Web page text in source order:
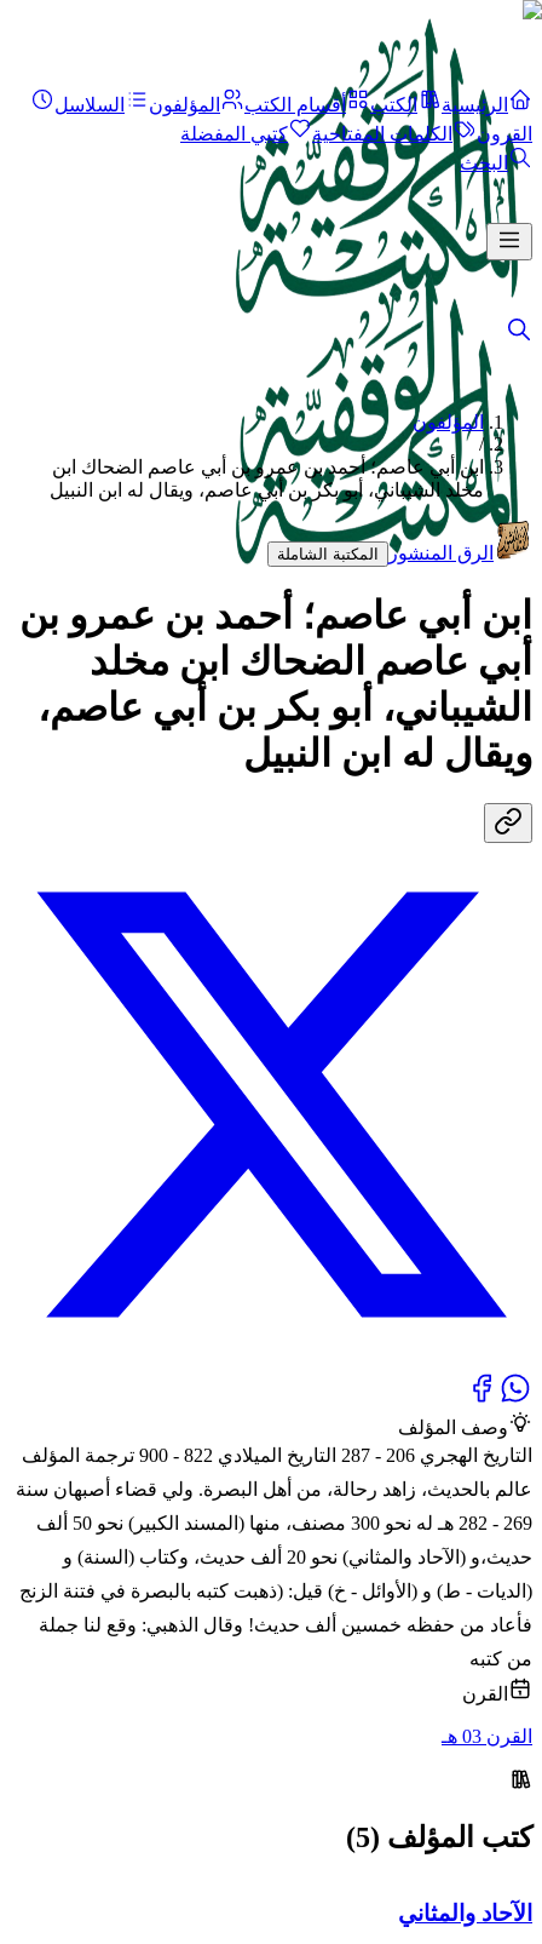
الرئيسية الكتب أقسام الكتب المؤلفون
السلاسل
القرون
الكلمات المفتاحية
كتبي المفضلة
البحث
المؤلفون
/
ابن أبي عاصم؛ أحمد بن عمرو بن أبي عاصم الضحاك ابن
مخلد الشيباني، أبو بكر بن أبي عاصم، ويقال له ابن النبيل
الرق المنشور المكتبة الشاملة
ابن أبي عاصم؛ أحمد بن عمرو بن
أبي عاصم الضحاك ابن مخلد
الشيباني، أبو بكر بن أبي عاصم،
ويقال له ابن النبيل
وصف المؤلف
التاريخ الهجري 206 - 287 التاريخ الميلادي 822 - 900 ترجمة المؤلف
عالم بالحديث، زاهد رحالة، من أهل البصرة. ولي قضاء أصبهان سنة
269 - 282 هـ له نحو 300 مصنف، منها (المسند الكبير) نحو 50 ألف
حديث،و (الآحاد والمثاني) نحو 20 ألف حديث، وكتاب (السنة) و
(الديات - ط) و (الأوائل - خ) قيل: (ذهبت كتبه بالبصرة في فتنة الزنج
فأعاد من حفظه خمسين ألف حديث! وقال الذهبي: وقع لنا جملة
من كتبه
القرن
القرن 03 هـ
كتب المؤلف (5)
الآحاد والمثاني